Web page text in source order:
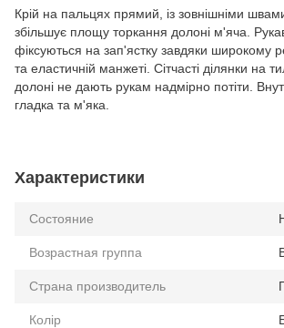
Крій на пальцях прямий, із зовнішніми
збільшує площу торкання долоні м'яча.
фіксуються на зап'ястку завдяки широкому
та еластичній манжеті. Сітчасті ділянки на
долоні не дають рукам надмірно потіти.
гладка та м'яка.
Характеристики
Состояние
Возрастная группа
Страна производитель
Колір